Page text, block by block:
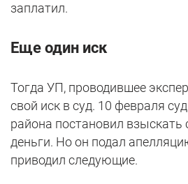
заплатил.
Еще один иск
Тогда УП, проводившее
свой иск в суд. 10 февраля
района постановил
деньги. Но он подал
приводил следующие.